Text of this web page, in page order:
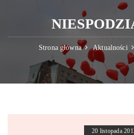
Strona główna Aktualności
20 listopada